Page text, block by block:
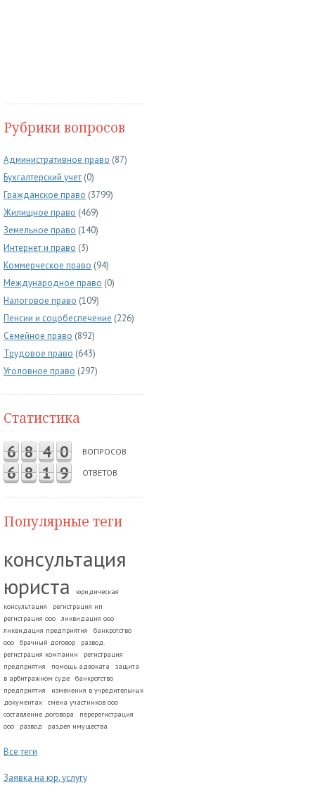
Рубрики вопросов
Административное право (87)
Бухгалтерский учет (0)
Гражданское право (3799)
Жилищное право (469)
Земельное право (140)
Интернет и право (3)
Коммерческое право (94)
Международное право (0)
Налоговое право (109)
Пенсии и соцобеспечение (226)
Семейное право (892)
Трудовое право (643)
Уголовное право (297)
Статистика
6 8 4 0 ВОПРОСОВ
6 8 1 9 ОТВЕТОВ
Популярные теги
консультация
юриста
юридическая
консультация
регистрация ип
регистрация ооо
ликвидация ооо
ликвидация предприятия
банкротство
ооо
брачный договор
развод.
регистрация компании
регистрация
предприятия
помощь адвоката
защита
в арбитражном суде
банкротство
предприятия
изменения в учредительных
документах
смена участников ооо
составление договора
перерегистрация
ооо
развод раздел имущества
Все теги
Заявка на юр. услугу